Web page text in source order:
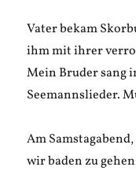
Vater bekam
ihm mit ihrer
Mein Bruder sang
Seemannslieder.
Am
wir baden zu